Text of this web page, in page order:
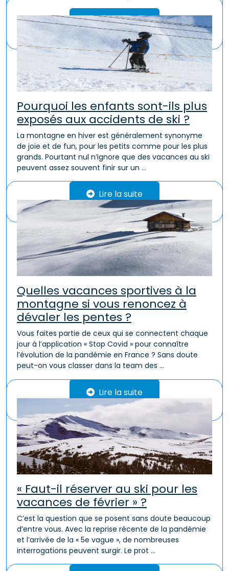
Lire la suite
Pourquoi les enfants sont-ils plus
exposés aux accidents de ski ?
La montagne en hiver est généralement synonyme
de joie et de fun, pour les petits comme pour les plus
grands. Pourtant nul n’ignore que des vacances au ski
peuvent assez souvent finir sur un ...
Lire la suite
Quelles vacances sportives à la
montagne si vous renoncez à
dévaler les pentes ?
Vous faites partie de ceux qui se connectent chaque
jour à l’application « Stop Covid » pour connaître
l’évolution de la pandémie en France ? Sans doute
peut-on vous classer dans la team des ...
Lire la suite
« Faut-il réserver au ski pour les
vacances de février » ?
C’est la question que se posent sans doute beaucoup
d’entre vous. Avec la reprise récente de la pandémie
et l’arrivée de la « 5e vague », de nombreuses
interrogations peuvent surgir. Le prot ...